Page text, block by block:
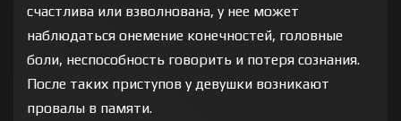
счастлива или взволнована, у нее может
наблюдаться онемение конечностей, головные
боли, неспособность говорить и потеря сознания.
После таких приступов у девушки возникают
провалы в памяти.